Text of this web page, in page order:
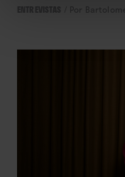
ENTREVISTAS Por